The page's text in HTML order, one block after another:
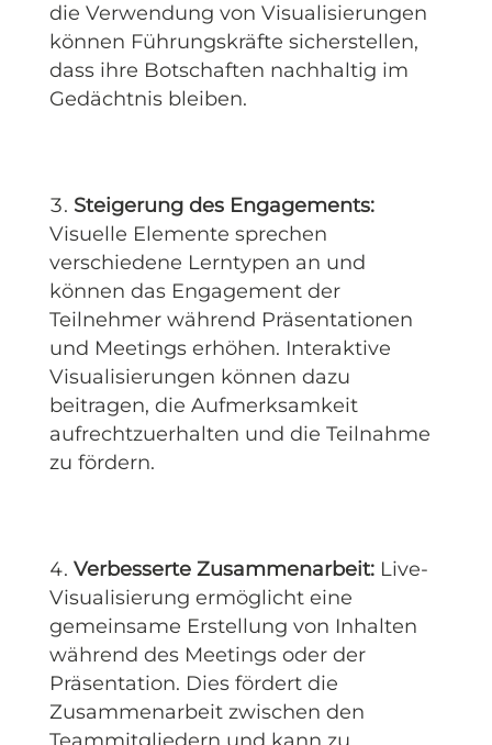
die Verwendung von Visualisierungen
können Führungskräfte sicherstellen,
dass ihre Botschaften nachhaltig im
Gedächtnis bleiben.
Steigerung des Engagements:
Visuelle Elemente sprechen
verschiedene Lerntypen an und
können das Engagement der
Teilnehmer während Präsentationen
und Meetings erhöhen. Interaktive
Visualisierungen können dazu
beitragen, die Aufmerksamkeit
aufrechtzuerhalten und die Teilnahme
zu fördern.
Verbesserte Zusammenarbeit:Live-
Visualisierung ermöglicht eine
gemeinsame Erstellung von Inhalten
während des Meetings oder der
Präsentation. Dies fördert die
Zusammenarbeit zwischen den